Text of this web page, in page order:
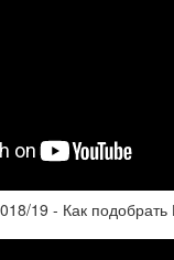
19 - Как